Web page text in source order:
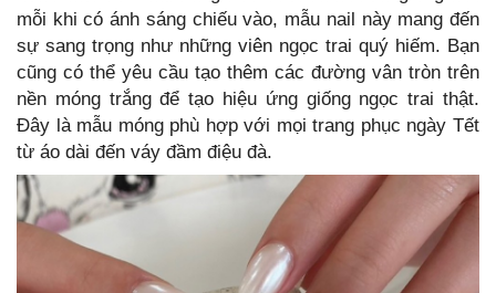
mỗi khi có ánh sáng chiếu vào, mẫu nail này mang đến
sự sang trọng như những viên ngọc trai quý hiếm. Bạn
cũng có thể yêu cầu tạo thêm các đường vân tròn trên
nền móng trắng để tạo hiệu ứng giống ngọc trai thật.
Đây là mẫu móng phù hợp với mọi trang phục ngày Tết
từ áo dài đến váy đầm điệu đà.